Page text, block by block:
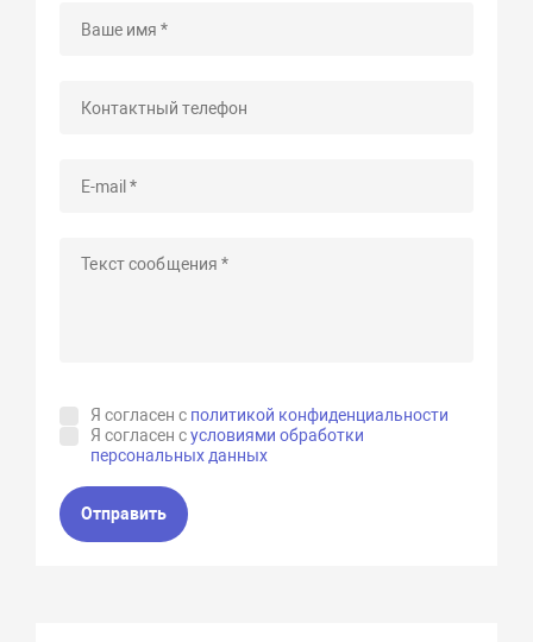
Я согласен с политикой конфиденциальности
Я согласен сусловиями обработки
персональных данных
Отправить